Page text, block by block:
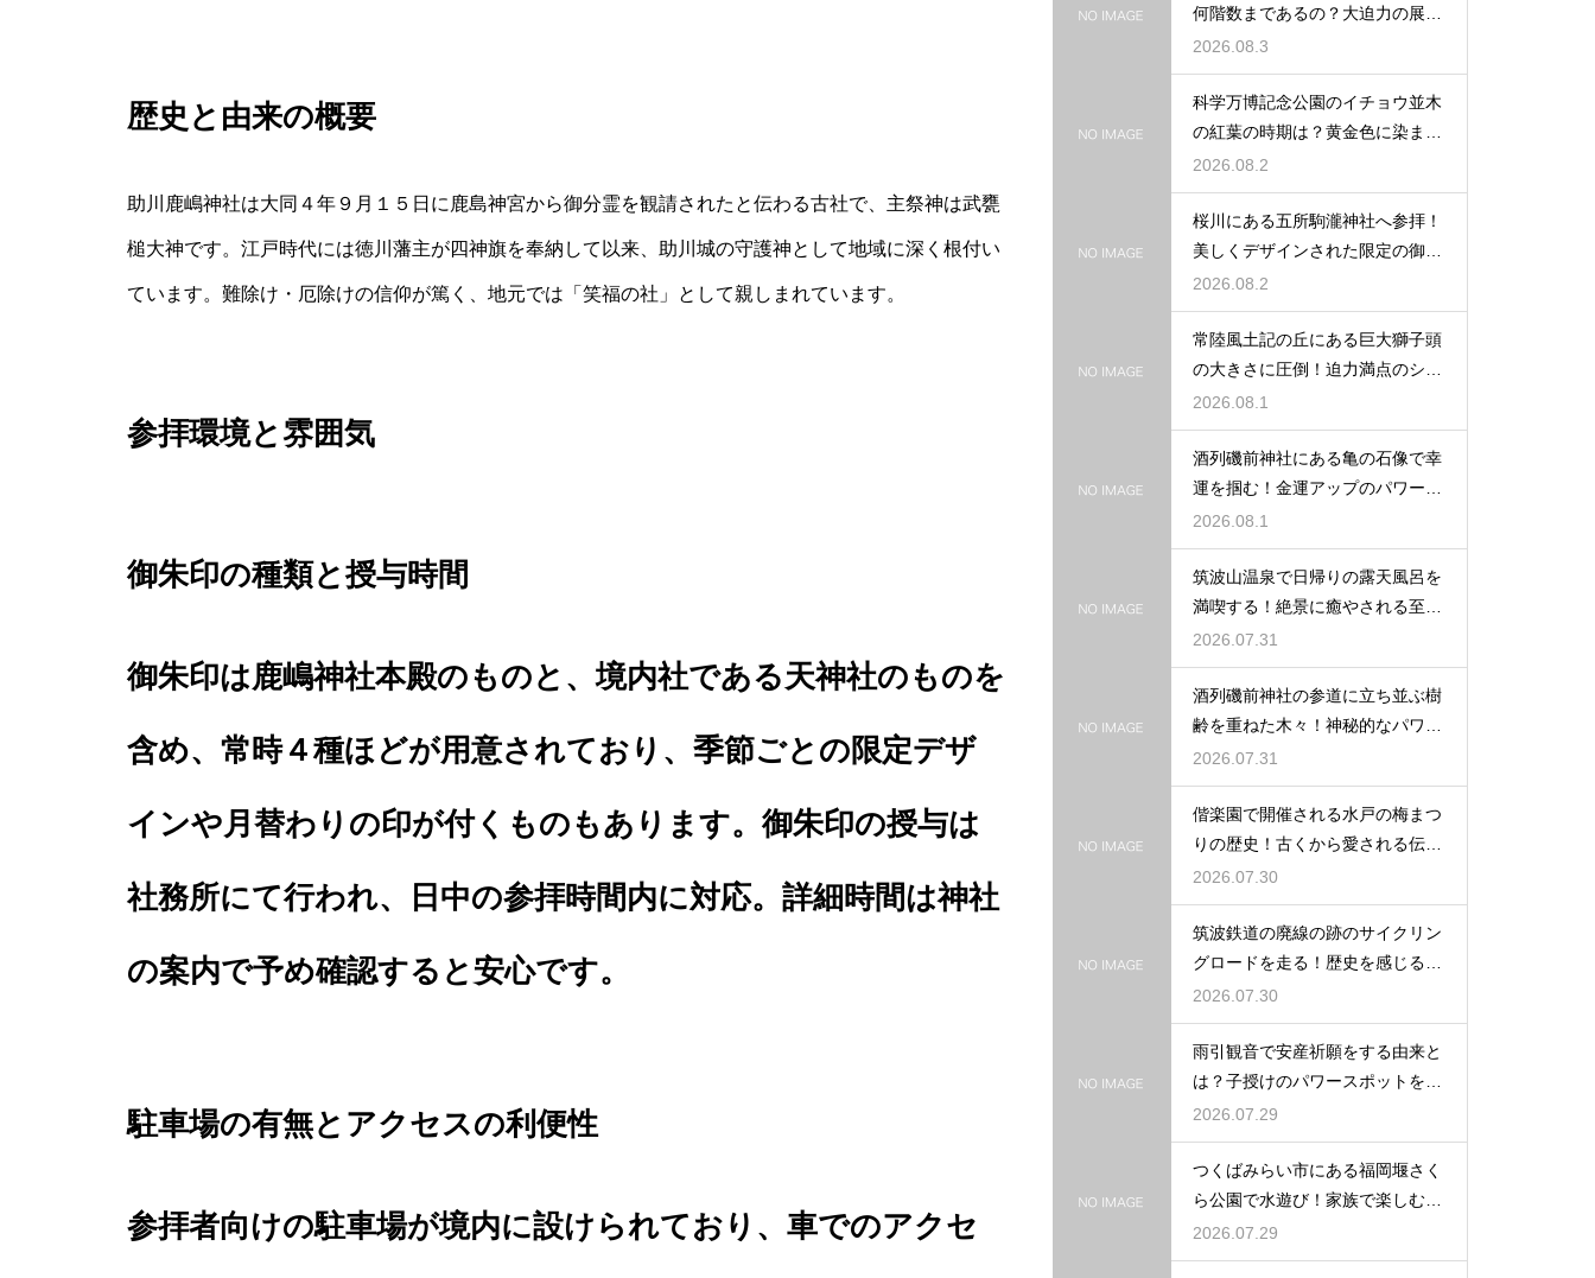
歴史と由来の概要
助川鹿嶋神社は大同４年９月１５日に鹿島神宮から御分霊を観請されたと伝わる古社で、主祭神は武甕
槌大神です。江戸時代には徳川藩主が四神旗を奉納して以来、助川城の守護神として地域に深く根付い
ています。難除け・厄除けの信仰が篤く、地元では「笑福の社」として親しまれています。
参拝環境と雰囲気
御朱印の種類と授与時間
御朱印は鹿嶋神社本殿のものと、境内社である天神社のものを
含め、常時４種ほどが用意されており、季節ごとの限定デザ
インや月替わりの印が付くものもあります。御朱印の授与は
社務所にて行われ、日中の参拝時間内に対応。詳細時間は神社
の案内で予め確認すると安心です。
駐車場の有無とアクセスの利便性
参拝者向けの駐車場が境内に設けられており、車でのアクセ
何階数まであるの？大迫力の展望
を満喫
2026.08.3
科学万博記念公園のイチョウ並木
の紅葉の時期は？黄金色に染まる
秋の絶景
2026.08.2
桜川にある五所駒瀧神社へ参拝！
美しくデザインされた限定の御朱
印の魅力
2026.08.2
常陸風土記の丘にある巨大獅子頭
の大きさに圧倒！迫力満点のシン
ボル
2026.08.1
酒列磯前神社にある亀の石像で幸
運を掴む！金運アップのパワース
ポット
2026.08.1
筑波山温泉で日帰りの露天風呂を
満喫する！絶景に癒やされる至福
の時間
2026.07.31
酒列磯前神社の参道に立ち並ぶ樹
齢を重ねた木々！神秘的なパワー
を満喫
2026.07.31
偕楽園で開催される水戸の梅まつ
りの歴史！古くから愛される伝統
の由来
2026.07.30
筑波鉄道の廃線の跡のサイクリン
グロードを走る！歴史を感じる自
転車の旅
2026.07.30
雨引観音で安産祈願をする由来と
は？子授けのパワースポットを徹
底解説
2026.07.29
つくばみらい市にある福岡堰さく
ら公園で水遊び！家族で楽しむ休
日の午後
2026.07.29